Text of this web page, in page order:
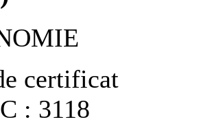
certificat
: 3118